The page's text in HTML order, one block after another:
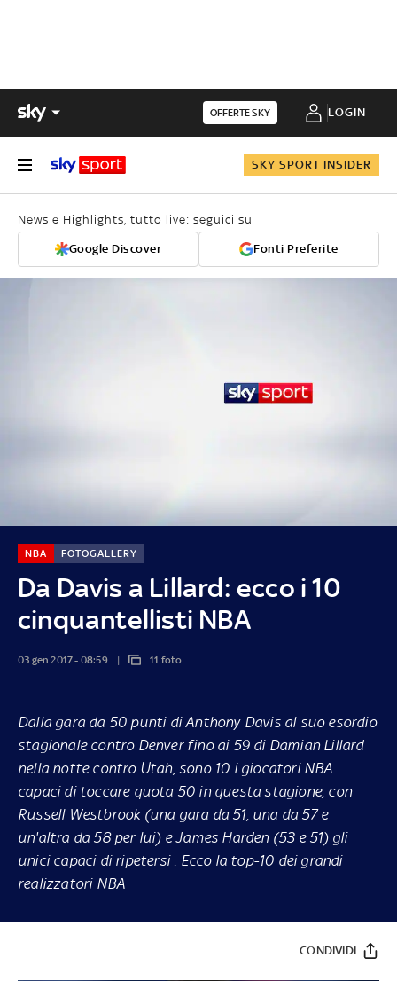
OFFERTE SKY LOGIN
SKY SPORT INSIDER
News e Highlights, tutto live: seguici su
Google Discover Fonti Preferite
Da Davis a Lillard: ecco i 10
cinquantellisti NBA
NBA FOTOGALLERY
03 gen 2017 - 08:59 11 foto
Dalla gara da 50 punti di Anthony Davis al suo esordio
stagionale contro Denver fino ai 59 di Damian Lillard
nella notte contro Utah, sono 10 i giocatori NBA
capaci di toccare quota 50 in questa stagione, con
Russell Westbrook (una gara da 51, una da 57 e
un'altra da 58 per lui) e James Harden (53 e 51) gli
unici capaci di ripetersi . Ecco la top-10 dei grandi
realizzatori NBA
CONDIVIDI